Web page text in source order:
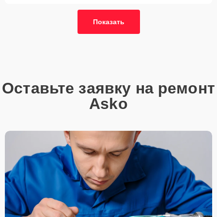
высококачественные запчасти, будь это 100% оригинал, или
надежные аналоги проверенных и зарекомендовавших себя
Позвонить по телефону горячей линии или
запросить обратный звонок через Форму заявки
Привезти устройство в ближайший центр или
передать аппарат курьеру службы доставки,
дождаться результатов диагностики и принять
решение.
Дождаться оповещения о готовности и забрать
устройство самостоятельно или воспользоваться
курьерской доставкой.
При необходимости клиент может воспользоваться услугой
Показать
Оставьте заявку на ремонт
Asko